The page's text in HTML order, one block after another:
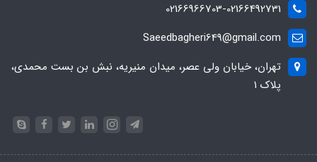
02166966703-02166492731
Saeedbagheri649@gmail.com
تهران، خیابان ولی عصر، میدان منیریه، نبش بن بست محمدی،
پلاک ۱